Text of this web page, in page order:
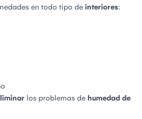
en todo tipo de interiores:
los problemas de humedad de